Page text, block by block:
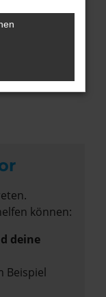
können:
deine
Beispiel